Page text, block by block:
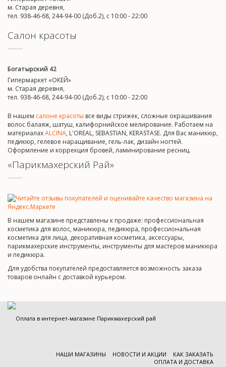
м. Старая деревня,
тел. 938-46-68, 244-94-00 (Доб.2), c 10:00 - 22:00
Салон красоты
Богатырский 42
Гипермаркет «ОКЕЙ»
м. Старая деревня,
тел. 938-46-68, 244-94-00 (Доб.2), c 10:00 - 22:00
В нашем салоне красоты все виды стрижек, сложные окрашивания
волос балаяж, шатуш, калифорнийское мелирование. Работаем на
материалахALCINA, L'OREAL, SEBASTIAN, KERASTASE. Для Вас маникюр,
педикюр, гелевое наращивание, гель-лак, дизайн ногтей.
Оформление и коррекция бровей, ламинирование ресниц.
«Парикмахерский Рай»
В нашем магазине представлены к продаже: профессиональная
косметика для волос, маникюра, педикюра, профессиональная
косметика для лица, декоративная косметика, аксессуары,
парикмахерские инструменты, инструменты для мастеров маникюра
и педикюра.
Для удобства покупателей предоставляется возможность заказа
товаров онлайн с доставкой курьером.
НАШИ МАГАЗИНЫ НОВОСТИ И АКЦИИ
КАК ЗАКАЗАТЬ
ОПЛАТА И ДОСТАВКА